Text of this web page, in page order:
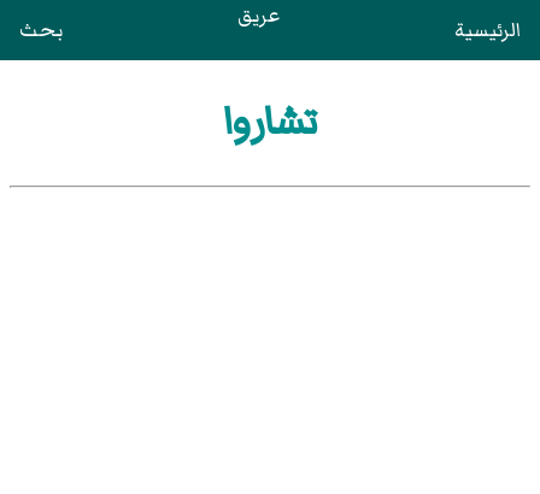
الرئيسية عريق بحث
تشاروا